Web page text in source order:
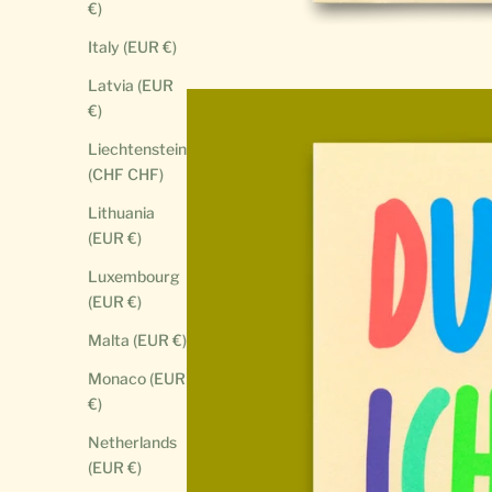
€)
Italy (EUR €)
Latvia (EUR
€)
Liechtenstein
(CHF CHF)
Lithuania
(EUR €)
Luxembourg
(EUR €)
Malta (EUR €)
Monaco (EUR
€)
Netherlands
(EUR €)